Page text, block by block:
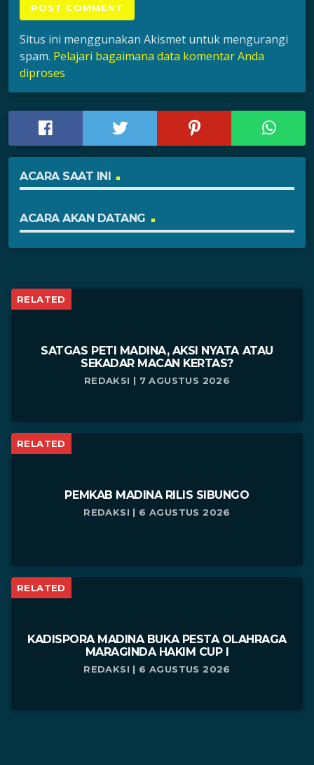
Situs ini menggunakan Akismet untuk mengurangi
spam. Pelajari bagaimana data komentar Anda
diproses
ACARA SAAT INI
ACARA AKAN DATANG
RELATED
SATGAS PETI MADINA, AKSI NYATA ATAU
SEKADAR MACAN KERTAS?
REDAKSI | 7 AGUSTUS 2026
RELATED
PEMKAB MADINA RILIS SIBUNGO
REDAKSI | 6 AGUSTUS 2026
RELATED
KADISPORA MADINA BUKA PESTA OLAHRAGA
MARAGINDA HAKIM CUP I
REDAKSI | 6 AGUSTUS 2026